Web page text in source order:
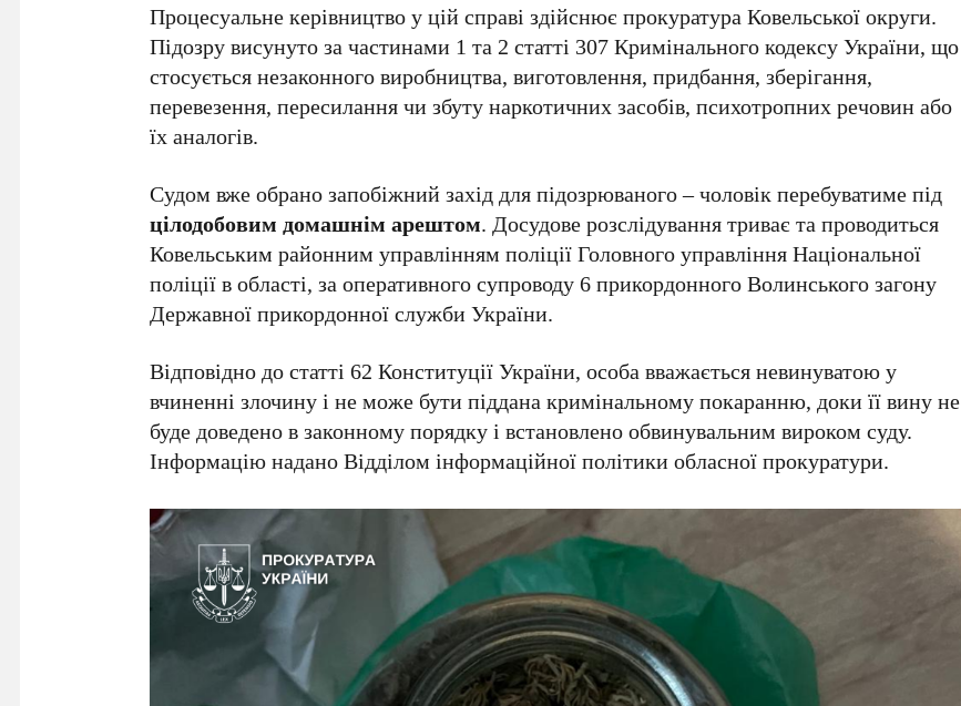
Процесуальне керівництво у цій справі здійснює прокуратура Ковельської округи.
Підозру висунуто за частинами 1 та 2 статті 307 Кримінального кодексу України, що
стосується незаконного виробництва, виготовлення, придбання, зберігання,
перевезення, пересилання чи збуту наркотичних засобів, психотропних речовин або
їх аналогів.
Судом вже обрано запобіжний захід для підозрюваного – чоловік перебуватиме під
цілодобовим домашнім арештом. Досудове розслідування триває та проводиться
Ковельським районним управлінням поліції Головного управління Національної
поліції в області, за оперативного супроводу 6 прикордонного Волинського загону
Державної прикордонної служби України.
Відповідно до статті 62 Конституції України, особа вважається невинуватою у
вчиненні злочину і не може бути піддана кримінальному покаранню, доки її вину не
буде доведено в законному порядку і встановлено обвинувальним вироком суду.
Інформацію надано Відділом інформаційної політики обласної прокуратури.